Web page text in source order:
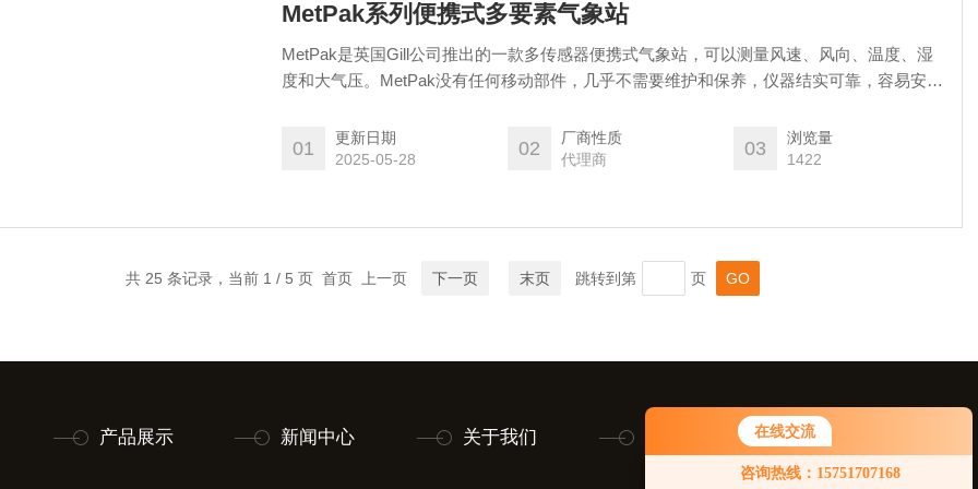
在线交流
咨询热线：15751707168
您好！欢迎前来咨询，很高兴为您
服务，请问您要咨询什么问题呢？
MetPak系列便携式多要素气象站
MetPak是英国Gill公司推出的一款多传感器便携式气象站，可以测量风速、风向、温度、湿
度和大气压。MetPak没有任何移动部件，几乎不需要维护和保养，仪器结实可靠，容易安
01
更新日期
2025-05-28
02
厂商性质
代理商
03
浏览量
1422
共 25 条记录，当前 1 / 5 页 首页 上一页 下一页 末页 跳转到第 页
产品展示 新闻中心 关于我们